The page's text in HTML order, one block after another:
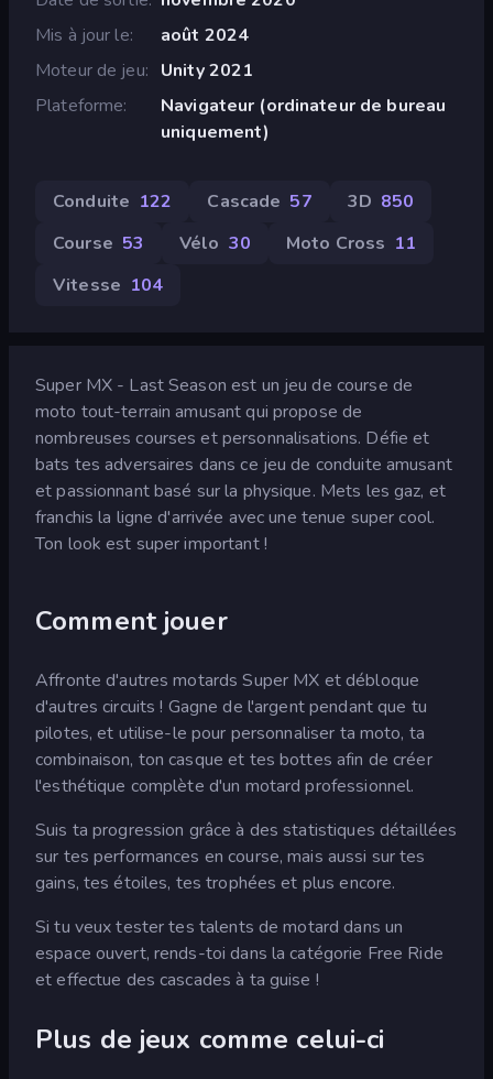
Mis à jour le
août 2024
Moteur de jeu
Unity 2021
Plateforme
Navigateur (ordinateur de bureau
uniquement)
Conduite 122 Cascade 57 3D 850
Course 53 Vélo 30 Moto Cross 11
Vitesse 104
Super MX - Last Season est un jeu de course de
moto tout-terrain amusant qui propose de
nombreuses courses et personnalisations. Défie et
bats tes adversaires dans ce jeu de conduite amusant
et passionnant basé sur la physique. Mets les gaz, et
franchis la ligne d'arrivée avec une tenue super cool.
Ton look est super important !
Comment jouer
Affronte d'autres motards Super MX et débloque
d'autres circuits ! Gagne de l'argent pendant que tu
pilotes, et utilise-le pour personnaliser ta moto, ta
combinaison, ton casque et tes bottes afin de créer
l'esthétique complète d'un motard professionnel.
Suis ta progression grâce à des statistiques détaillées
sur tes performances en course, mais aussi sur tes
gains, tes étoiles, tes trophées et plus encore.
Si tu veux tester tes talents de motard dans un
espace ouvert, rends-toi dans la catégorie Free Ride
et effectue des cascades à ta guise !
Plus de jeux comme celui-ci